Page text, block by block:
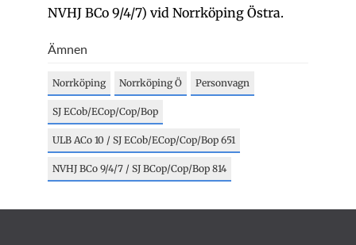
NVHJ BCo 9/4/7) vid Norrköping Östra.
Ämnen
Norrköping Norrköping Ö Personvagn
SJ ECob/ECop/Cop/Bop
ULB ACo 10 / SJ ECob/ECop/Cop/Bop 651
NVHJ BCo 9/4/7 / SJ BCop/Cop/Bop 814